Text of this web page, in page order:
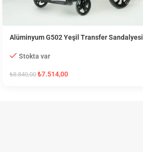
Alüminyum G502 Yeşil Transfer Sandalyesi
Stokta var
₺8.840,00 ₺7.514,00